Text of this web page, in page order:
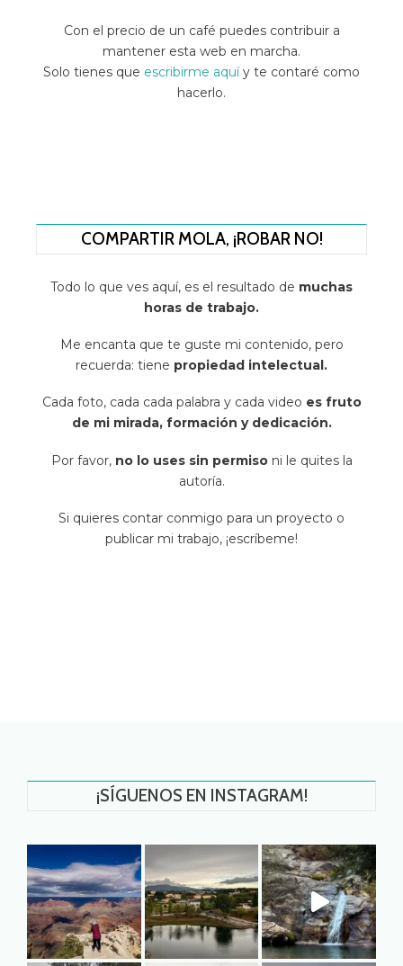
Con el precio de un café puedes contribuir a
mantener esta web en marcha.
Solo tienes que escribirme aquíy te contaré como
hacerlo.
COMPARTIR MOLA, ¡ROBAR NO!
Todo lo que ves aquí, es el resultado de muchas
horas de trabajo.
Me encanta que te guste mi contenido, pero
recuerda: tiene propiedad intelectual.
Cada foto, cada cada palabra y cada video es fruto
de mi mirada, formación y dedicación.
Por favor, no lo uses sin permisoni le quites la
autoría.
Si quieres contar conmigo para un proyecto o
publicar mi trabajo, ¡escríbeme!
¡SÍGUENOS EN INSTAGRAM!